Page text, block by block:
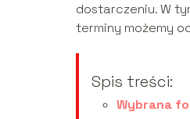
dostarczeniu. W
terminy możemy
Spis treści:
Wybrana